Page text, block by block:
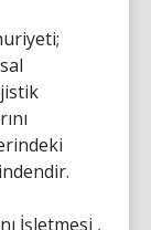
İşletmesi ,